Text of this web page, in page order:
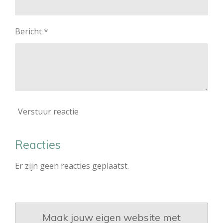
Bericht *
Verstuur reactie
Reacties
Er zijn geen reacties geplaatst.
Maak jouw eigen website met